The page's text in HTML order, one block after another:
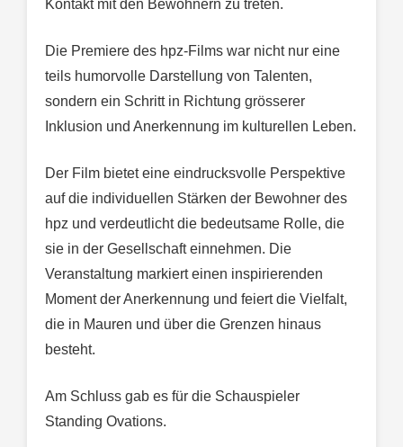
Kontakt mit den Bewohnern zu treten.
Die Premiere des hpz-Films war nicht nur eine
teils humorvolle Darstellung von Talenten,
sondern ein Schritt in Richtung grösserer
Inklusion und Anerkennung im kulturellen Leben.
Der Film bietet eine eindrucksvolle Perspektive
auf die individuellen Stärken der Bewohner des
hpz und verdeutlicht die bedeutsame Rolle, die
sie in der Gesellschaft einnehmen. Die
Veranstaltung markiert einen inspirierenden
Moment der Anerkennung und feiert die Vielfalt,
die in Mauren und über die Grenzen hinaus
besteht.
Am Schluss gab es für die Schauspieler
Standing Ovations.